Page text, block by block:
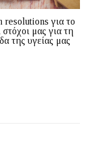
resolutions για το
στόχοι μας για τη
της υγείας μας